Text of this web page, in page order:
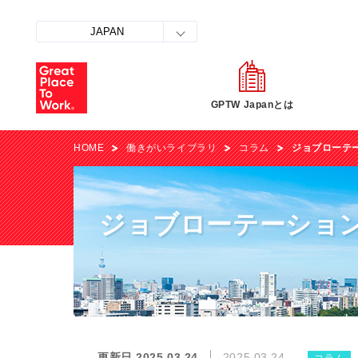
GPTW Japanとは
JAPAN
HOME 働きがいライブラリ コラム ジョブローテ
ジョブローテーショ